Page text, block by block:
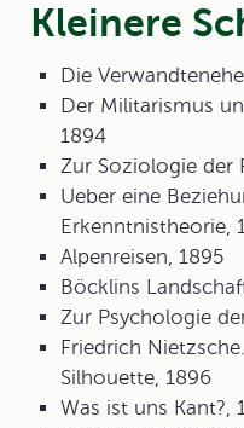
Kleinere
Die
Der Militarismus
1894
Zur Soziologie der
Ueber eine
Erkenntnistheorie,
Alpenreisen, 1895
Böcklins
Zur Psychologie
Friedrich
Silhouette, 1896
Was ist uns Kant?,